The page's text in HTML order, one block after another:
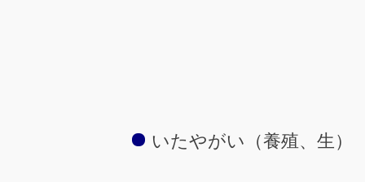
いたやがい（養殖、生）